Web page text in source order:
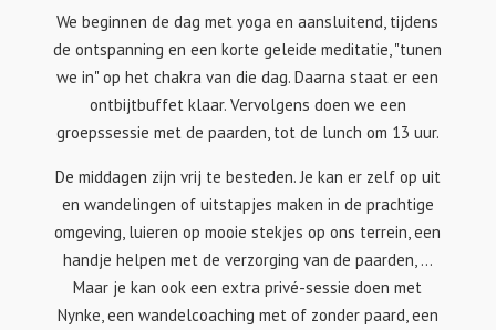
We beginnen de dag met yoga en aansluitend, tijdens
de ontspanning en een korte geleide meditatie, "tunen
we in" op het chakra van die dag. Daarna staat er een
ontbijtbuffet klaar. Vervolgens doen we een
groepssessie met de paarden, tot de lunch om 13 uur.
De middagen zijn vrij te besteden. Je kan er zelf op uit
en wandelingen of uitstapjes maken in de prachtige
omgeving, luieren op mooie stekjes op ons terrein, een
handje helpen met de verzorging van de paarden, ...
Maar je kan ook een extra privé-sessie doen met
Nynke, een wandelcoaching met of zonder paard, een